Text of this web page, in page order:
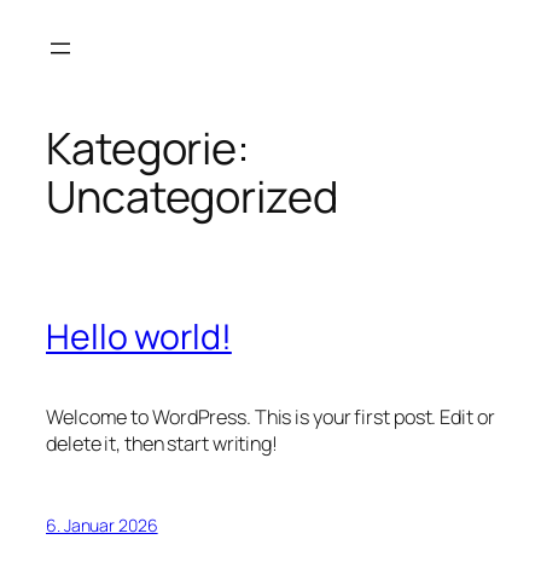
Inhalt
Kategorie:
Uncategorized
Hello world!
Welcome to WordPress. This is your first post. Edit or
delete it, then start writing!
6. Januar 2026